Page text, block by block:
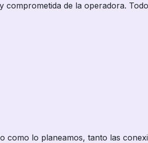
comprometida de la operadora.
como lo planeamos, tanto las